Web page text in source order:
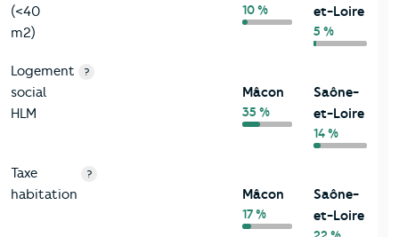
(<40
m2)
10 %
et-Loire
5 %
Logement
social
HLM
?
Mâcon
35 %
Saône-
et-Loire
14 %
Taxe
habitation
?
Mâcon
17 %
Saône-
et-Loire